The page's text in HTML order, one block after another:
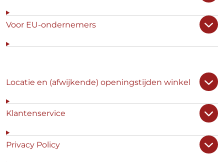
Voor EU-ondernemers
Locatie en (afwijkende) openingstijden winkel
Klantenservice
Privacy Policy